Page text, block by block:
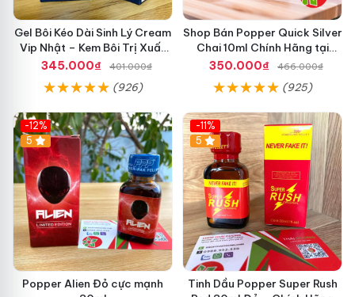
Gel Bôi Kéo Dài Sinh Lý Cream
Vip Nhật – Kem Bôi Trị Xuất
Tinh Sớm Chính Hãng Cho
345.000₫ 401.000₫
(926)
Shop Bán Popper Quick Silver
Chai 10ml Chính Hãng tại
Quận 1 - Kích thích tăng ham
350.000₫ 466.000₫
(925)
-12%
5
Popper Alien Đỏ cực mạnh
-11%
5
Tinh Dầu Popper Super Rush